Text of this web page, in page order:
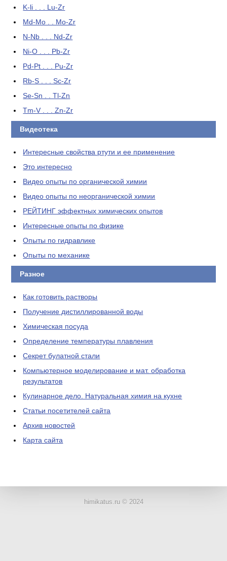
K-li . . . Lu-Zr
Md-Mo . . Mo-Zr
N-Nb . . . Nd-Zr
Ni-O . . . Pb-Zr
Pd-Pt . . . Pu-Zr
Rb-S . . . Sc-Zr
Se-Sn . . Tl-Zn
Tm-V . . . Zn-Zr
Видеотека
Интересные свойства ртути и ее применение
Это интересно
Видео опыты по органической химии
Видео опыты по неорганической химии
РЕЙТИНГ эффектных химических опытов
Интересные опыты по физике
Опыты по гидравлике
Опыты по механике
Разное
Как готовить растворы
Получение дистиллированной воды
Химическая посуда
Определение температуры плавления
Секрет булатной стали
Компьютерное моделирование и мат. обработка
результатов
Кулинарное дело. Натуральная химия на кухне
Статьи посетителей сайта
Архив новостей
Карта сайта
himikatus.ru © 2024